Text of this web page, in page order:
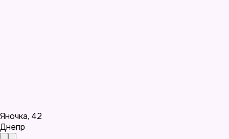
Яночка, 42
Днепр